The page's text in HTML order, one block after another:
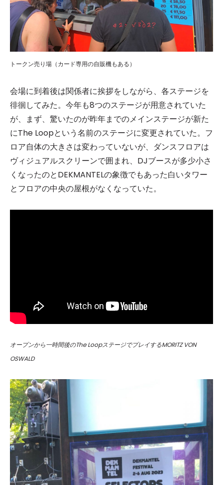
トークン売り場（カード専用の自販機もある）
会場に到着後は関係者に挨拶をしながら、各ステージを
徘徊してみた。今年も8つのステージが用意されていた
が、まず、驚いたのが昨年までのメインステージが新た
にThe Loopという名前のステージに変更されていた。フ
ロア自体の大きさは変わっていないが、ダンスフロアは
ヴィジュアルスクリーンで囲まれ、DJブースが多少小さ
くなったのとDEKMANTELの象徴でもあった白いタワー
とフロアの中央の屋根がなくなっていた。
オープンから一時間後のThe LoopステージでプレイするMORITZ VON
OSWALD